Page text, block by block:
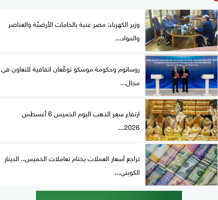
وزير الكهرباء: مصر غنية بالخامات الأرضيّة والعناصر
والمواد...
روساتوم وحكومة موسكو توقّعان اتفاقية للتعاون في
مجال...
ارتفاع سعر الذهب اليوم الخميس 6 أغسطس
2026...
تراجع أسعار العملات بختام تعاملات الخميس.. الدينار
الكويتي...